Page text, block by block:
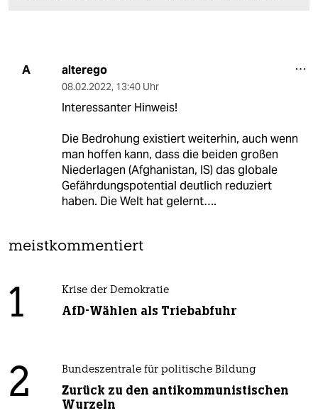
A alterego
08.02.2022, 13:40 Uhr
Interessanter Hinweis!
Die Bedrohung existiert weiterhin, auch wenn
man hoffen kann, dass die beiden großen
Niederlagen (Afghanistan, IS) das globale
Gefährdungspotential deutlich reduziert
haben. Die Welt hat gelernt….
meistkommentiert
1 Krise der Demokratie
AfD-Wählen als Triebabfuhr
2 Bundeszentrale für politische Bildung
Zurück zu den antikommunistischen
Wurzeln